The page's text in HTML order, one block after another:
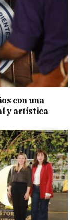
con una
y artística